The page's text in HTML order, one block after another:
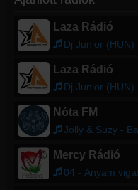
Laza Rádió
Dj Junior (HUN)
Laza Rádió
Dj Junior (HUN)
Nóta FM
Jolly & Suzy -
Mercy Rádió
04 - Anyam